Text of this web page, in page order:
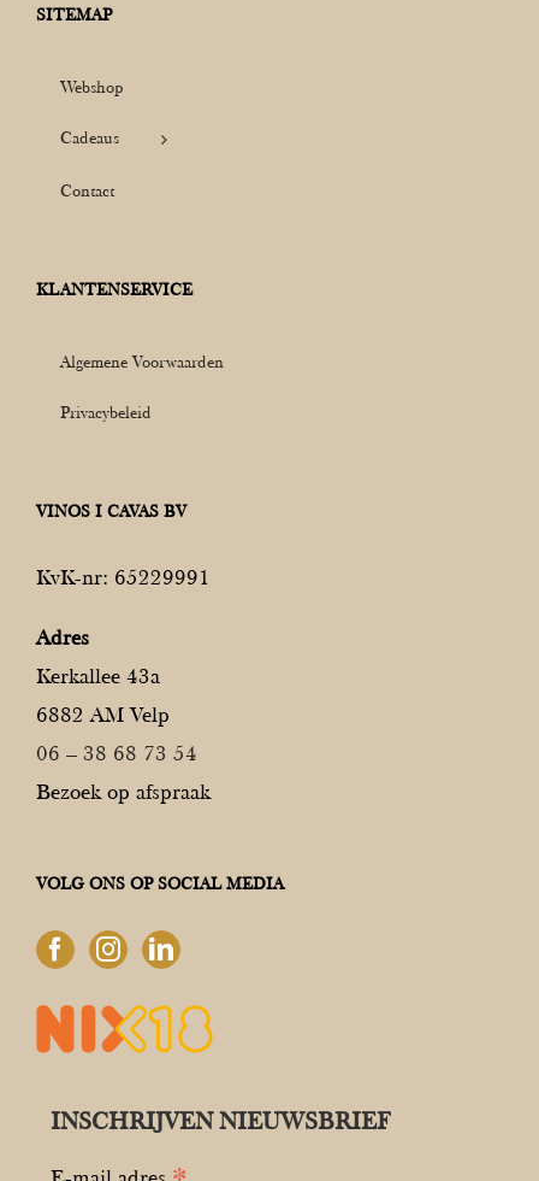
SITEMAP
Webshop
Cadeaus
Contact
KLANTENSERVICE
Algemene Voorwaarden
Privacybeleid
VINOS I CAVAS BV
KvK-nr: 65229991
Adres
Kerkallee 43a
6882 AM Velp
06 – 38 68 73 54
Bezoek op afspraak
VOLG ONS OP SOCIAL MEDIA
INSCHRIJVEN NIEUWSBRIEF